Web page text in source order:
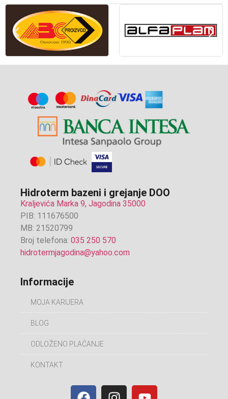
Hidroterm bazeni i grejanje DOO
Kraljevića Marka 9, Jagodina 35000
PIB: 111676500
MB: 21520799
Broj telefona: 035 250 570
hidrotermjagodina@yahoo.com
Informacije
MOJA KARIJERA
BLOG
ODLOŽENO PLAĆANJE
KONTAKT